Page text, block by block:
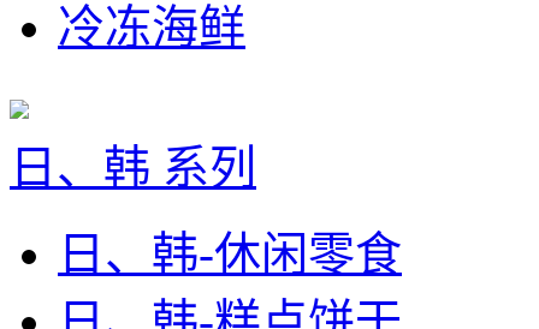
冷冻海鲜
日、韩 系列
日、韩-休闲零食